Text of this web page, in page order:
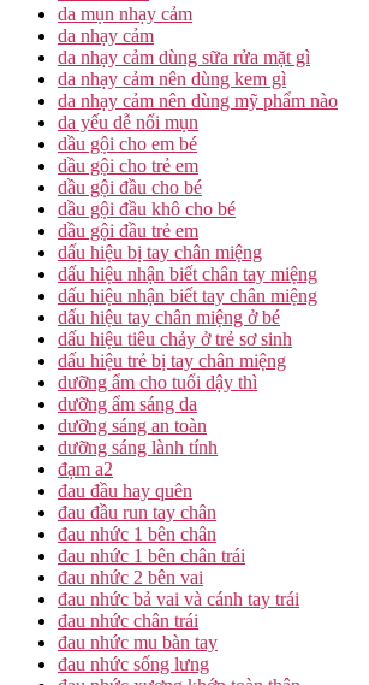
da mụn nhạy cảm
da nhạy cảm
da nhạy cảm dùng sữa rửa mặt gì
da nhạy cảm nên dùng kem gì
da nhạy cảm nên dùng mỹ phẩm nào
da yếu dễ nổi mụn
dầu gội cho em bé
dầu gội cho trẻ em
dầu gội đầu cho bé
dầu gội đầu khô cho bé
dầu gội đầu trẻ em
dấu hiệu bị tay chân miệng
dấu hiệu nhận biết chân tay miệng
dấu hiệu nhận biết tay chân miệng
dấu hiệu tay chân miệng ở bé
dấu hiệu tiêu chảy ở trẻ sơ sinh
dấu hiệu trẻ bị tay chân miệng
dưỡng ẩm cho tuổi dậy thì
dưỡng ẩm sáng da
dưỡng sáng an toàn
dưỡng sáng lành tính
đạm a2
đau đầu hay quên
đau đầu run tay chân
đau nhức 1 bên chân
đau nhức 1 bên chân trái
đau nhức 2 bên vai
đau nhức bả vai và cánh tay trái
đau nhức chân trái
đau nhức mu bàn tay
đau nhức sống lưng